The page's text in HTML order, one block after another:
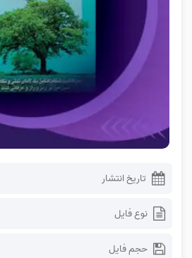
تاریخ انتشار
نوع فایل
حجم فایل